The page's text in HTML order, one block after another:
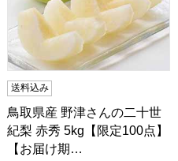
送料込み
鳥取県産 野津さんの二十世
紀梨 赤秀 5kg【限定100点】
【お届け期…